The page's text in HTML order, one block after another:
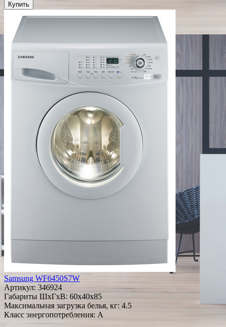
Купить
Samsung WF6450S7W
Артикул: 346924
Габариты ШxГxВ: 60x40x85
Максимальная загрузка белья, кг: 4.5
Класс энергопотребления: A